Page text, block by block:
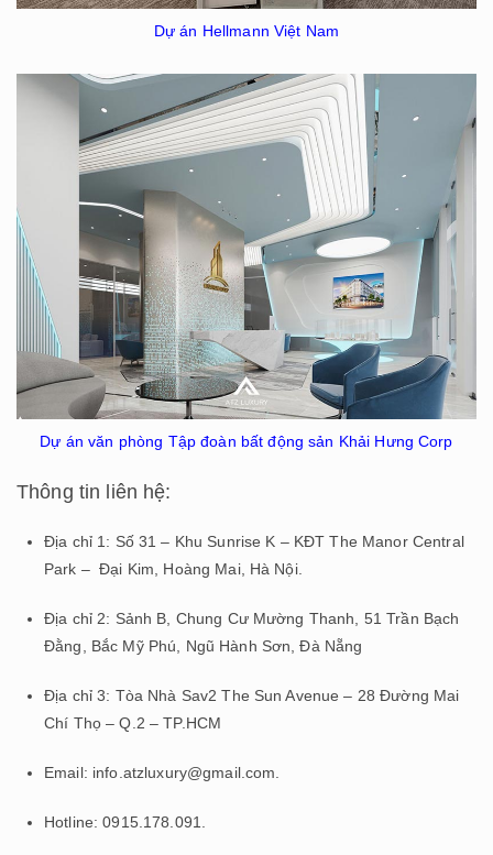
Dự án Hellmann Việt Nam
Dự án văn phòng Tập đoàn bất động sản Khải Hưng Corp
Thông tin liên hệ:
Địa chỉ 1: Số 31 – Khu Sunrise K – KĐT The Manor Central
Park – Đại Kim, Hoàng Mai, Hà Nội.
Địa chỉ 2: Sảnh B, Chung Cư Mường Thanh, 51 Trần Bạch
Đằng, Bắc Mỹ Phú, Ngũ Hành Sơn, Đà Nẵng​
Địa chỉ 3: Tòa Nhà Sav2 The Sun Avenue – 28 Đường Mai
Chí Thọ – Q.2 – TP.HCM
Email: info.atzluxury@gmail.com.
Hotline: 0915.178.091.